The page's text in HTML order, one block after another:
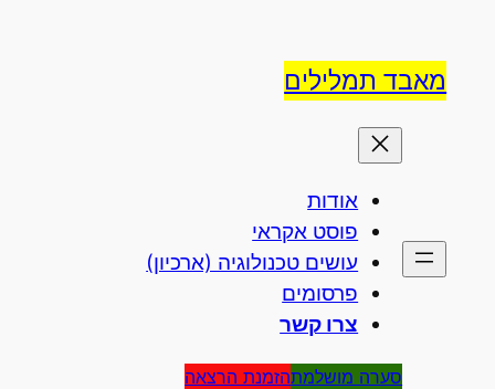
מאבד תמלילים
אודות
פוסט אקראי
עושים טכנולוגיה (ארכיון)
פרסומים
צרו קשר
סערה מושלמתהזמנת הרצאה